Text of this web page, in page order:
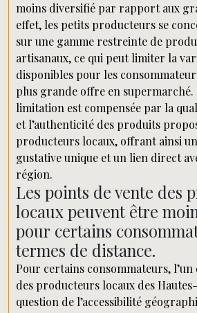
moins diversifié par rapport aux
effet, les petits producteurs se
sur une gamme restreinte de
artisanaux, ce qui peut limiter la
disponibles pour les
plus grande offre en supermarché.
limitation est compensée par la
et l’authenticité des produits
producteurs locaux, offrant ainsi
gustative unique et un lien direct
région.
Les points de vente des
locaux peuvent être
pour certains
termes de distance.
Pour certains consommateurs,
des producteurs locaux des
question de l’accessibilité